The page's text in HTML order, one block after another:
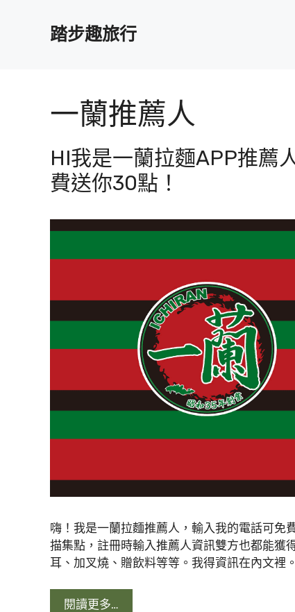
踏步趣旅行
一蘭推薦人
HI我是一蘭拉麵APP推薦
費送你30點！
嗨！我是一蘭拉麵推薦人，輸入我的電話可免
描集點，註冊時輸入推薦人資訊雙方也都能獲
耳、加叉燒、贈飲料等等。我得資訊在內文裡。
閱讀更多…